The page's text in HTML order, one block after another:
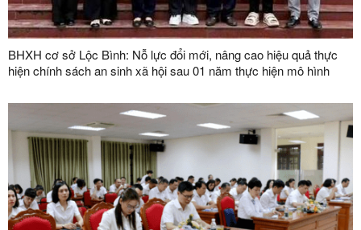
BHXH cơ sở Lộc Bình: Nỗ lực đổi mới, nâng cao hiệu quả thực
hiện chính sách an sinh xã hội sau 01 năm thực hiện mô hình